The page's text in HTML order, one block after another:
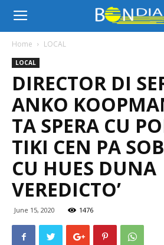
Bon
Dia
Aruba
Noticia
Home LOCAL
LOCAL
DIRECTOR DI
ANKO
TA SPERA CU
TIKI CEN PA
CU HUES DUNA
VEREDICTO’
June 15, 2020 1476